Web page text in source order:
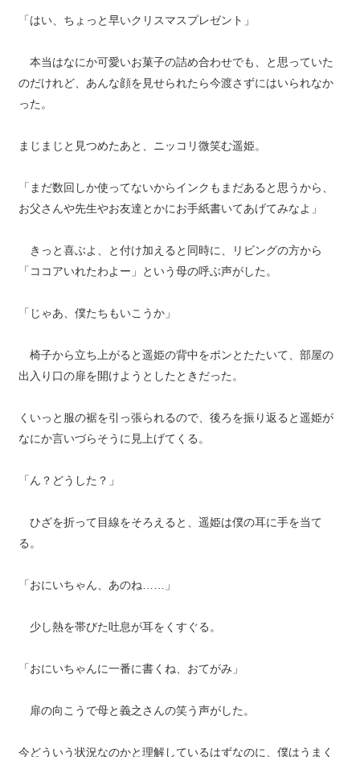
「はい、ちょっと早いクリスマスプレゼント」
本当はなにか可愛いお菓子の詰め合わせでも、と思っていた
のだけれど、あんな顔を見せられたら今渡さずにはいられなか
った。
まじまじと見つめたあと、ニッコリ微笑む遥姫。
「まだ数回しか使ってないからインクもまだあると思うから、
お父さんや先生やお友達とかにお手紙書いてあげてみなよ」
きっと喜ぶよ、と付け加えると同時に、リビングの方から
「ココアいれたわよー」という母の呼ぶ声がした。
「じゃあ、僕たちもいこうか」
椅子から立ち上がると遥姫の背中をポンとたたいて、部屋の
出入り口の扉を開けようとしたときだった。
くいっと服の裾を引っ張られるので、後ろを振り返ると遥姫が
なにか言いづらそうに見上げてくる。
「ん？どうした？」
ひざを折って目線をそろえると、遥姫は僕の耳に手を当て
る。
「おにいちゃん、あのね……」
少し熱を帯びた吐息が耳をくすぐる。
「おにいちゃんに一番に書くね、おてがみ」
扉の向こうで母と義之さんの笑う声がした。
今どういう状況なのかと理解しているはずなのに、僕はうまく